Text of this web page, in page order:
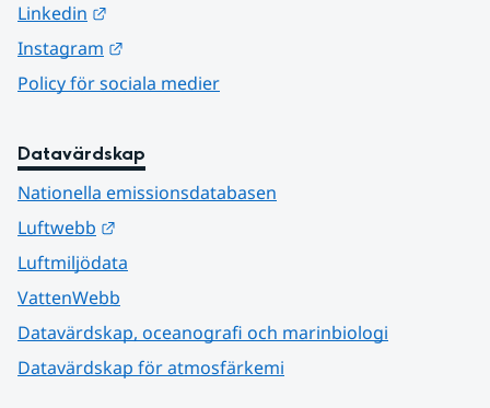
Linkedin
Instagram
Policy för sociala medier
Datavärdskap
Nationella emissionsdatabasen
Luftwebb
Luftmiljödata
VattenWebb
Datavärdskap, oceanografi och marinbiologi
Datavärdskap för atmosfärkemi